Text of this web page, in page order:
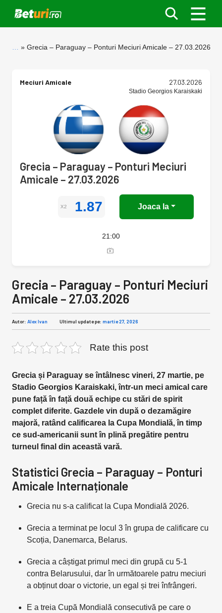
Grecia – Paraguay – Ponturi Meciuri Amicale – 27.03.2026
Meciuri Amicale 27.03.2026
Stadio Georgios Karaiskaki
Grecia – Paraguay – Ponturi Meciuri
Amicale – 27.03.2026
X2 1.87 Joaca la
21:00
Grecia – Paraguay – Ponturi Meciuri
Amicale – 27.03.2026
Autor: Alex Ivan Ultimul update pe: martie 27, 2026
Rate this post
Grecia și Paraguay se întâlnesc vineri, 27 martie, pe
Stadio Georgios Karaiskaki, într-un meci amical care
pune față în față două echipe cu stări de spirit
complet diferite. Gazdele vin după o dezamăgire
majoră, ratând calificarea la Cupa Mondială, în timp
ce sud-americanii sunt în plină pregătire pentru
turneul final din această vară.
Statistici Grecia – Paraguay – Ponturi
Amicale Internaționale
Grecia nu s-a calificat la Cupa Mondială 2026.
Grecia a terminat pe locul 3 în grupa de calificare cu
Scoția, Danemarca, Belarus.
Grecia a câștigat primul meci din grupă cu 5-1
contra Belarusului, dar în următoarele patru meciuri
a obținut doar o victorie, un egal și trei înfrângeri.
E a treia Cupă Mondială consecutivă pe care o